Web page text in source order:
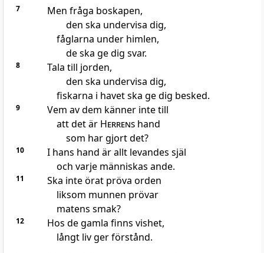
7
Men fråga boskapen,
den ska undervisa dig,
fåglarna under himlen,
de ska ge dig svar.
8
Tala till jorden,
den ska undervisa dig,
fiskarna i havet ska ge dig besked.
9
Vem av dem känner inte till
att det är Herrenshand
som har gjort det?
10
I hans hand är allt levandes själ
och varje människas ande.
11
Ska inte örat pröva orden
liksom munnen prövar
matens smak?
12
Hos de gamla finns vishet,
långt liv ger förstånd.